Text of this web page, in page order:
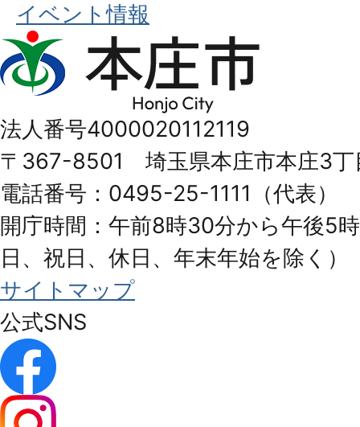
イベント情報
本
庄
Honjo
City
法人番号4000020112119
〒367-8501 埼玉県本庄市本庄3丁
電話番号：0495-25-1111（代表）
開庁時間：午前8時30分から午後5
日、祝日、休日、年末年始を除く）
サイトマップ
公式SNS